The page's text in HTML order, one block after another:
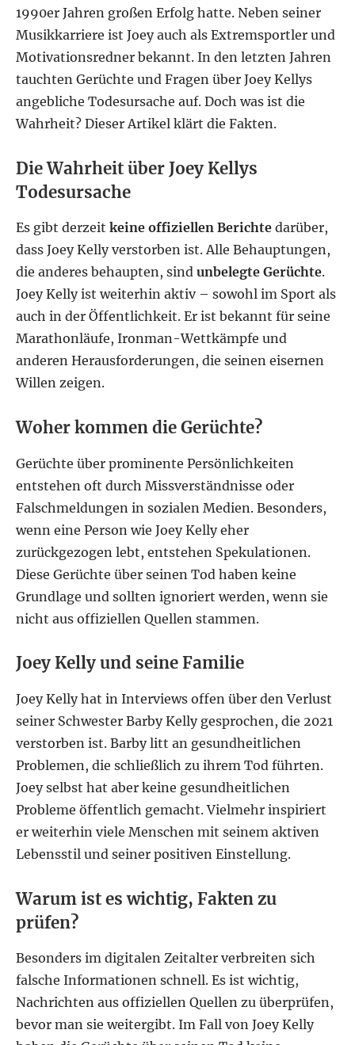
1990er Jahren großen Erfolg hatte. Neben seiner
Musikkarriere ist Joey auch als Extremsportler und
Motivationsredner bekannt. In den letzten Jahren
tauchten Gerüchte und Fragen über Joey Kellys
angebliche Todesursache auf. Doch was ist die
Wahrheit? Dieser Artikel klärt die Fakten.
Die Wahrheit über Joey Kellys
Todesursache
Es gibt derzeit keine offiziellen Berichte darüber,
dass Joey Kelly verstorben ist. Alle Behauptungen,
die anderes behaupten, sind unbelegte Gerüchte.
Joey Kelly ist weiterhin aktiv – sowohl im Sport als
auch in der Öffentlichkeit. Er ist bekannt für seine
Marathonläufe, Ironman-Wettkämpfe und
anderen Herausforderungen, die seinen eisernen
Willen zeigen.
Woher kommen die Gerüchte?
Gerüchte über prominente Persönlichkeiten
entstehen oft durch Missverständnisse oder
Falschmeldungen in sozialen Medien. Besonders,
wenn eine Person wie Joey Kelly eher
zurückgezogen lebt, entstehen Spekulationen.
Diese Gerüchte über seinen Tod haben keine
Grundlage und sollten ignoriert werden, wenn sie
nicht aus offiziellen Quellen stammen.
Joey Kelly und seine Familie
Joey Kelly hat in Interviews offen über den Verlust
seiner Schwester Barby Kelly gesprochen, die 2021
verstorben ist. Barby litt an gesundheitlichen
Problemen, die schließlich zu ihrem Tod führten.
Joey selbst hat aber keine gesundheitlichen
Probleme öffentlich gemacht. Vielmehr inspiriert
er weiterhin viele Menschen mit seinem aktiven
Lebensstil und seiner positiven Einstellung.
Warum ist es wichtig, Fakten zu
prüfen?
Besonders im digitalen Zeitalter verbreiten sich
falsche Informationen schnell. Es ist wichtig,
Nachrichten aus offiziellen Quellen zu überprüfen,
bevor man sie weitergibt. Im Fall von Joey Kelly